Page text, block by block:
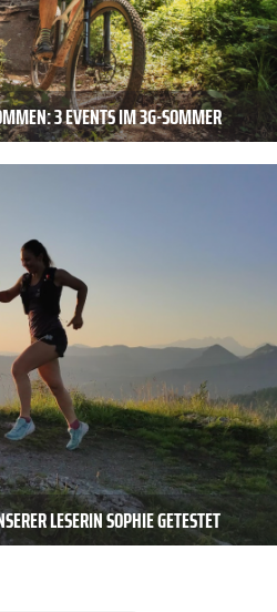
3 EVENTS IM 3G-SOMMER
LESERIN SOPHIE GETESTET